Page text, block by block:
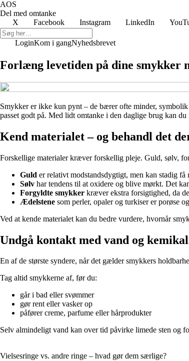
AOS
Del med omtanke
X
Facebook Instagram LinkedIn
LoginKom i gangNyhedsbrevet
Forlæng levetiden på dine smykker
Smykker er ikke kun pynt – de bærer ofte minder,
passet godt på. Med lidt omtanke i den daglige brug kan
Kend materialet – og behandl det
Forskellige materialer kræver forskellig pleje. Guld, sølv,
Guld er relativt modstandsdygtigt, men kan stadig
Sølv har tendens til at oxidere og blive mørkt. Det
Forgyldte smykker kræver ekstra forsigtighed, da
Ædelstene som perler, opaler og turkiser er porøse
Ved at kende materialet kan du bedre vurdere, hvornår
Undgå kontakt med vand og
En af de største syndere, når det gælder smykkers
Tag altid smykkerne af, før du:
går i bad eller svømmer
gør rent eller vasker op
påfører creme, parfume eller hårprodukter
Selv almindeligt vand kan over tid påvirke limede sten og
Vielsesringe vs. andre ringe – hvad gør dem særlige?